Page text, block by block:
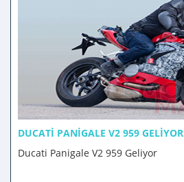
DUCATI PANIGALE V2 959 GELIYOR
Ducati Panigale V2 959 Geliyor